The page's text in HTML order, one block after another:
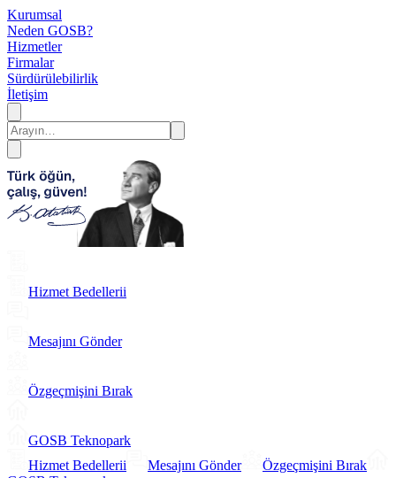
Kurumsal
Neden GOSB?
Hizmetler
Firmalar
Sürdürülebilirlik
İletişim
Hizmet Bedellerii
Mesajını Gönder
Özgeçmişini Bırak
GOSB Teknopark
Hizmet Bedellerii
Mesajını Gönder
Özgeçmişini Bırak